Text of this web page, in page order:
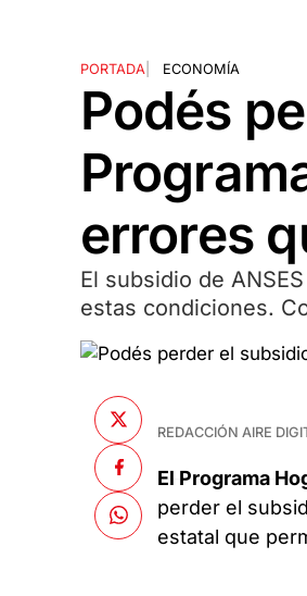
PORTADA| ECONOMÍA
Podés
errores
El subsidio de
estas condiciones.
REDACCIÓN AIRE
El Programa
perder el
estatal que